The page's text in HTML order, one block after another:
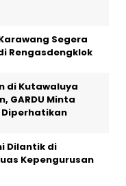
Segera
Rengasdengklok
di Kutawaluya
GARDU Minta
Dilantik di
Kepengurusan